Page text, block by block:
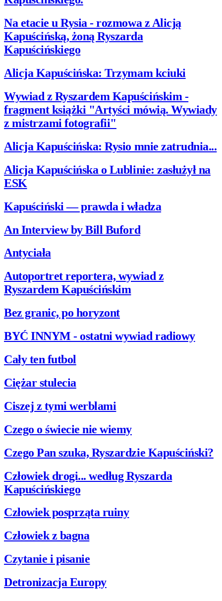
Na etacie u Rysia - rozmowa z Alicją
Kapuścińską, żoną Ryszarda
Kapuścińskiego
Alicja Kapuścińska: Trzymam kciuki
Wywiad z Ryszardem Kapuścińskim -
fragment książki "Artyści mówią. Wywiady
z mistrzami fotografii"
Alicja Kapuścińska: Rysio mnie zatrudnia...
Alicja Kapuścińska o Lublinie: zasłużył na
ESK
Kapuściński — prawda i władza
An Interview by Bill Buford
Antyciała
Autoportret reportera, wywiad z
Ryszardem Kapuścińskim
Bez granic, po horyzont
BYĆ INNYM - ostatni wywiad radiowy
Cały ten futbol
Ciężar stulecia
Ciszej z tymi werblami
Czego o świecie nie wiemy
Czego Pan szuka, Ryszardzie Kapuściński?
Człowiek drogi... według Ryszarda
Kapuścińskiego
Człowiek posprząta ruiny
Człowiek z bagna
Czytanie i pisanie
Detronizacja Europy